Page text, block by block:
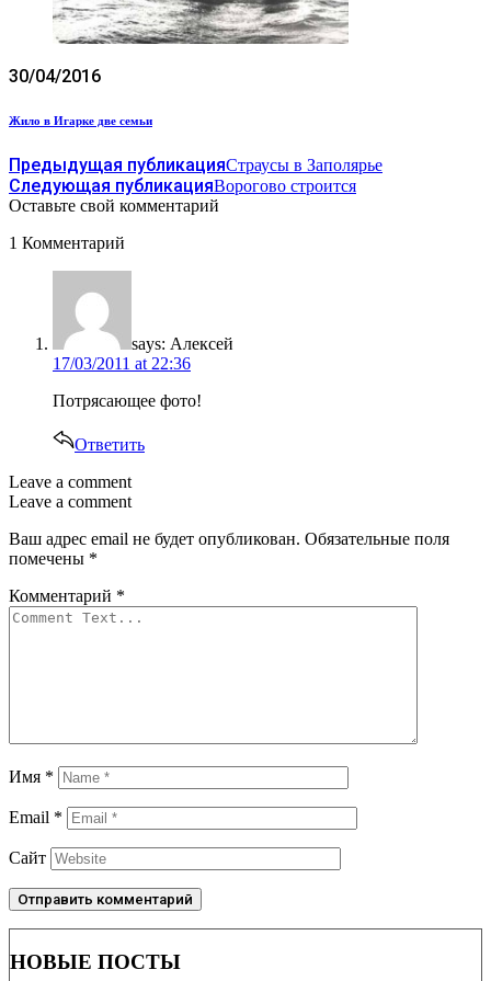
30/04/2016
Жило в Игарке две семьи
Предыдущая публикацияСтраусы в Заполярье
Следующая публикацияВорогово строится
Оставьте свой комментарий
1 Комментарий
says: Алексей
17/03/2011 at 22:36
Потрясающее фото!
Ответить
Leave a comment
Leave a comment
Ваш адрес email не будет опубликован. Обязательные поля
помечены *
Комментарий *
Имя *
Email *
Сайт
НОВЫЕ ПОСТЫ